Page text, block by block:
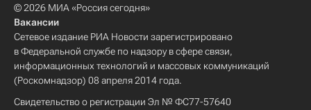
© 2026 МИА «Россия сегодня»
Вакансии
Сетевое издание РИА Новости зарегистрировано
в Федеральной службе по надзору в сфере связи,
информационных технологий и массовых коммуникаций
(Роскомнадзор) 08 апреля 2014 года.
Свидетельство о регистрации Эл № ФС77-57640